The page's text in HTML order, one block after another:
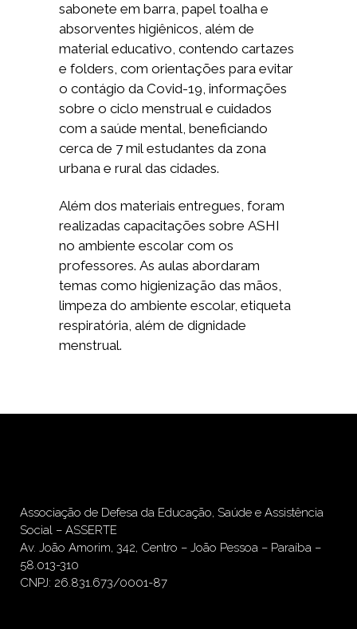
sabonete em barra, papel toalha e
absorventes higiênicos, além de
material educativo, contendo cartazes
e folders, com orientações para evitar
o contágio da Covid-19, informações
sobre o ciclo menstrual e cuidados
com a saúde mental, beneficiando
cerca de 7 mil estudantes da zona
urbana e rural das cidades.
Além dos materiais entregues, foram
realizadas capacitações sobre ASHI
no ambiente escolar com os
professores. As aulas abordaram
temas como higienização das mãos,
limpeza do ambiente escolar, etiqueta
respiratória, além de dignidade
menstrual.
Associação de Defesa da Educação, Saúde e Assistência
Social – ASSERTE
Av. João Amorim, 342, Centro – João Pessoa – Paraíba –
58.013-310
CNPJ: 26.831.673/0001-87